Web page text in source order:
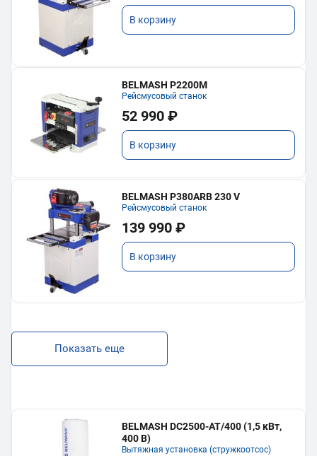
В корзину
BELMASH P2200M
Рейсмусовый станок
52 990 ₽
В корзину
BELMASH P380ARB 230 V
Рейсмусовый станок
139 990 ₽
В корзину
Показать еще
BELMASH DC2500-AT/400 (1,5 кВт,
400 В)
Вытяжная установка (стружкоотсос)